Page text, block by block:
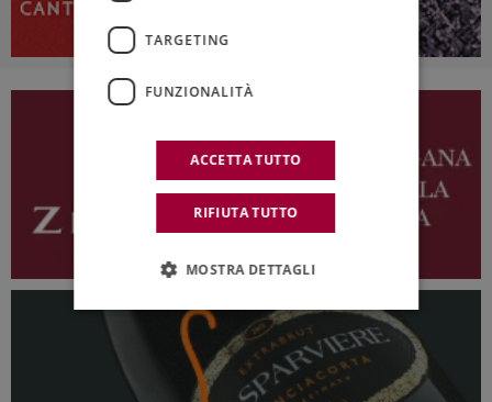
TARGETING
FUNZIONALITÀ
ACCETTA TUTTO
RIFIUTA TUTTO
MOSTRA DETTAGLI